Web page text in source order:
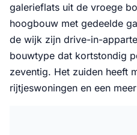
galerieflats uit de vroege
hoogbouw met gedeelde
de wijk zijn drive-in-
bouwtype dat kortstondig
zeventig. Het zuiden heeft
rijtjeswoningen en een